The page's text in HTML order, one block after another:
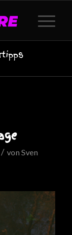
/ von Sven